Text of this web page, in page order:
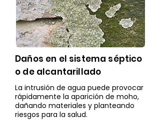
Daños en el sistema séptico
o de alcantarillado
La intrusión de agua puede provocar
rápidamente la aparición de moho,
dañando materiales y planteando
riesgos para la salud.